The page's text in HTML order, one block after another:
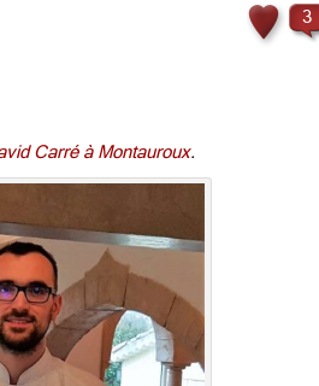
3
Carré à Montauroux.